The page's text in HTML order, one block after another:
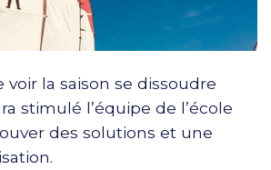
voir la saison se dissoudre
stimulé l’équipe de l’école
des solutions et une